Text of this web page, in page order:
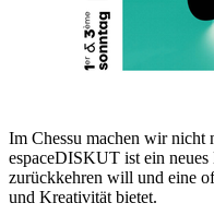
Im Chessu machen wir nicht
espaceDISKUT ist ein
zurückkehren will und eine
und Kreativität bietet.